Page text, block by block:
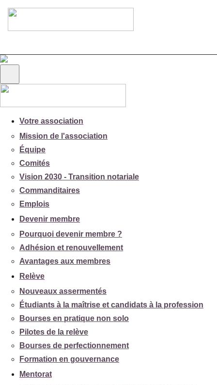
Votre association
Mission de l'association
Équipe
Comités
Vision 2030 - Transition notariale
Commanditaires
Emplois
Devenir membre
Pourquoi devenir membre ?
Adhésion et renouvellement
Avantages aux membres
Relève
Nouveaux assermentés
Étudiants à la maîtrise et candidats à la profession
Bourses en pratique non solo
Pilotes de la relève
Bourses de perfectionnement
Formation en gouvernance
Mentorat